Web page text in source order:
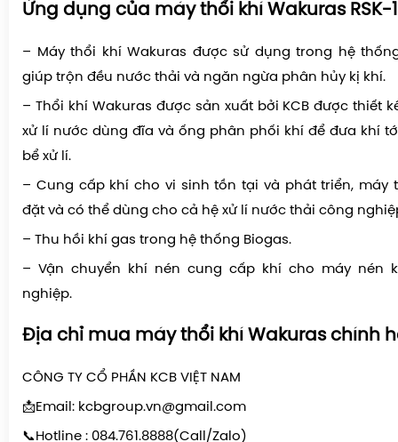
Ứng dụng của máy thổi khí Wakuras RSK-
– Máy thổi khí Wakuras được sử dụng trong hệ
giúp trộn đều nước thải và ngăn ngừa phân hủy kị khí.
– Thổi khí Wakuras được sản xuất bởi KCB được thiết
xử lí nước dùng đĩa và ống phân phối khí để đưa khí
bể xử lí.
– Cung cấp khí cho vi sinh tồn tại và phát triển, máy
đặt và có thể dùng cho cả hệ xử lí nước thải công
– Thu hồi khí gas trong hệ thống Biogas.
– Vận chuyển khí nén cung cấp khí cho máy nén
nghiệp.
Địa chỉ mua máy thổi khí Wakuras chính
CÔNG TY CỔ PHẦN KCB VIỆT NAM
📩Email: kcbgroup.vn@gmail.com
📞Hotline : 084.761.8888(Call/Zalo)